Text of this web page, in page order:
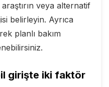
veya alternatif
belirleyin. Ayrıca
planlı bakım
girişte iki faktör